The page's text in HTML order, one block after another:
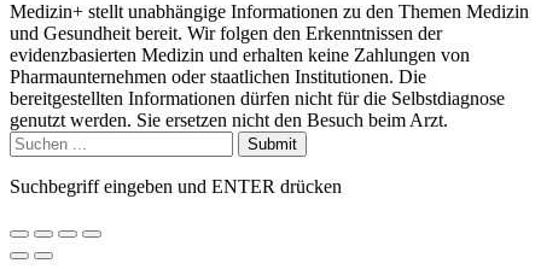
Medizin+ stellt unabhängige Informationen zu den Themen Medizin
und Gesundheit bereit. Wir folgen den Erkenntnissen der
evidenzbasierten Medizin und erhalten keine Zahlungen von
Pharmaunternehmen oder staatlichen Institutionen. Die
bereitgestellten Informationen dürfen nicht für die Selbstdiagnose
genutzt werden. Sie ersetzen nicht den Besuch beim Arzt.
Submit
Suchbegriff eingeben und ENTER drücken